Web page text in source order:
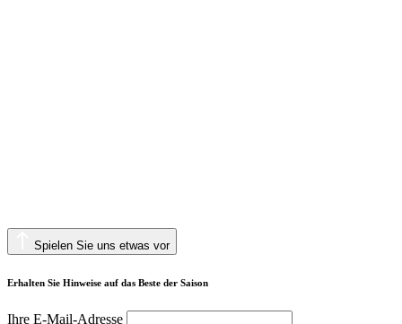
Spielen Sie uns etwas vor
Erhalten Sie Hinweise auf das Beste der Saison
Ihre E-Mail-Adresse